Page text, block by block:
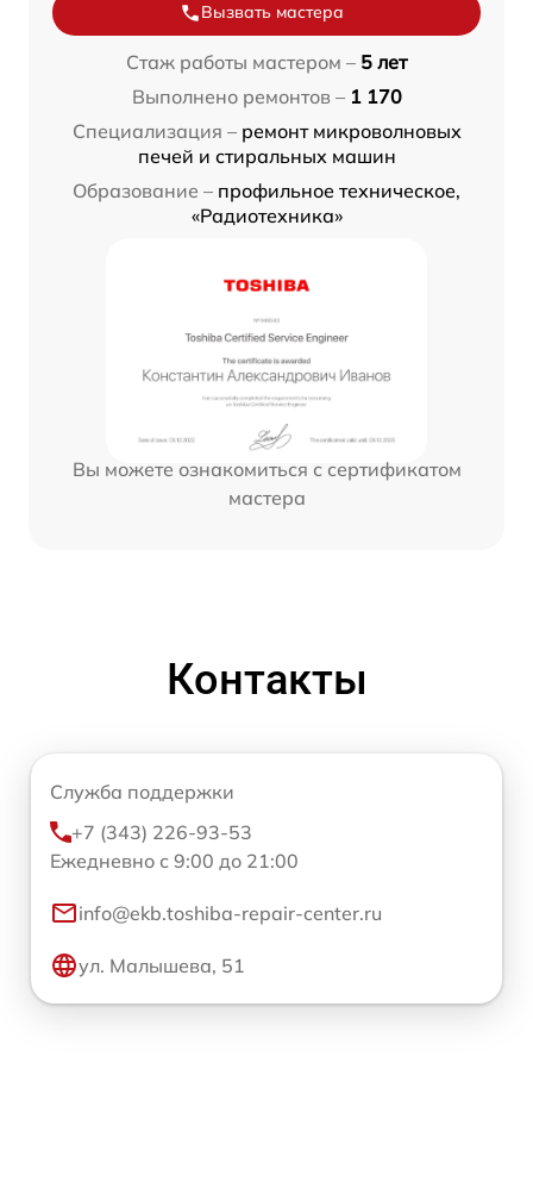
Вызвать мастера
Стаж работы мастером – 5 лет
Выполнено ремонтов – 1 170
Специализация – ремонт микроволновых
печей и стиральных машин
Образование – профильное техническое,
«Радиотехника»
Вы можете ознакомиться с сертификатом
мастера
Контакты
Служба поддержки
+7 (343) 226-93-53
Ежедневно с 9:00 до 21:00
info@ekb.toshiba-repair-center.ru
ул. Малышева, 51